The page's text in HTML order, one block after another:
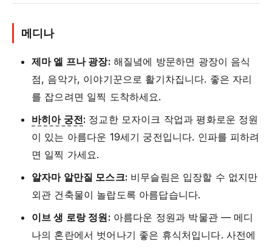
메디나
제마 엘 프나 광장: 해질녘에 방문하면 광장이 음식
점, 음악가, 이야기꾼으로 활기차집니다. 좋은 자리
를 잡으려면 일찍 도착하세요.
바히아 궁전: 정교한 모자이크 작업과 평화로운 정원
이 있는 아름다운 19세기 궁전입니다. 인파를 피하려
면 일찍 가세요.
알자마 알만질 모스크: 비무슬림은 입장할 수 없지만
외관 건축물이 놀랍도록 아름답습니다.
이브 생 로랑 정원: 아름다운 정원과 박물관 — 메디
나의 혼란에서 벗어나기 좋은 휴식처입니다. 사전에